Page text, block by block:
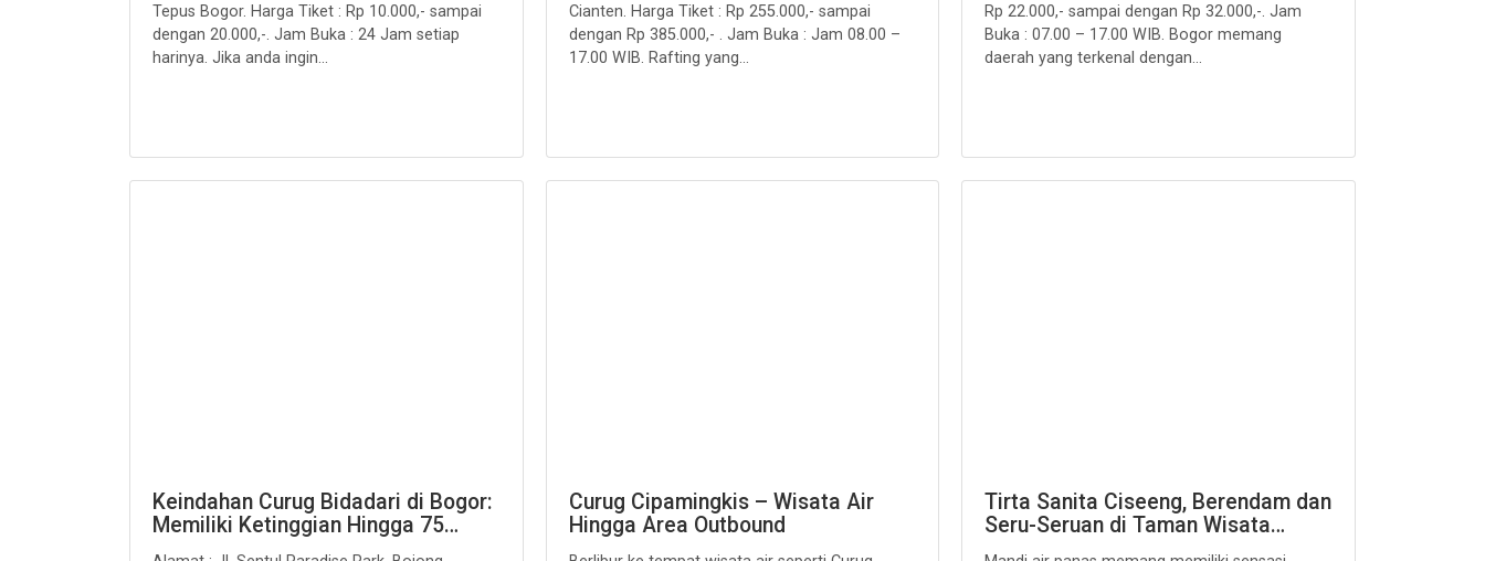
Tepus Bogor. Harga Tiket : Rp 10.000,- sampai
dengan 20.000,-. Jam Buka : 24 Jam setiap
harinya. Jika anda ingin...
Cianten. Harga Tiket : Rp 255.000,- sampai
dengan Rp 385.000,- . Jam Buka : Jam 08.00 –
17.00 WIB. Rafting yang...
Rp 22.000,- sampai dengan Rp 32.000,-. Jam
Buka : 07.00 – 17.00 WIB. Bogor memang
daerah yang terkenal dengan...
Keindahan Curug Bidadari di Bogor:
Memiliki Ketinggian Hingga 75…
Curug Cipamingkis – Wisata Air
Hingga Area Outbound
Tirta Sanita Ciseeng, Berendam dan
Seru-Seruan di Taman Wisata…